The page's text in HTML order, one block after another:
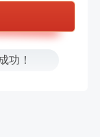
功！
功！
功！